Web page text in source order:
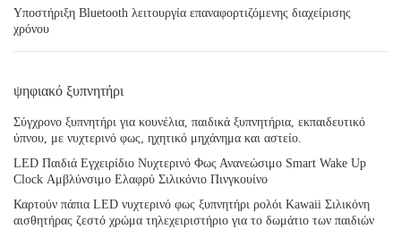
Υποστήριξη Bluetooth λειτουργία επαναφορτιζόμενης διαχείρισης
χρόνου
ψηφιακό ξυπνητήρι
Σύγχρονο ξυπνητήρι για κουνέλια, παιδικά ξυπνητήρια, εκπαιδευτικό
ύπνου, με νυχτερινό φως, ηχητικό μηχάνημα και αστείο.
LED Παιδιά Εγχειρίδιο Νυχτερινό Φως Ανανεώσιμο Smart Wake Up
Clock Αμβλύνσιμο Ελαφρύ Σιλικόνιο Πινγκουίνο
Καρτούν πάπια LED νυχτερινό φως ξυπνητήρι ρολόι Kawaii Σιλικόνη
αισθητήρας ζεστό χρώμα τηλεχειριστήριο για το δωμάτιο των παιδιών